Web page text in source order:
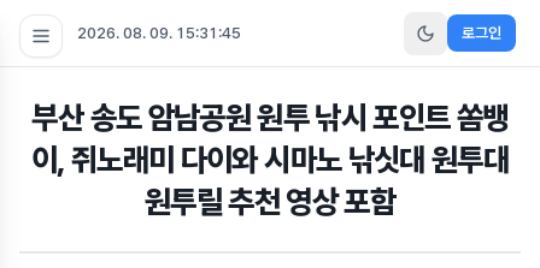
2026. 08. 09. 15:31:46 로그인
부산 송도 암남공원 원투 낚시 포인트 쏨뱅
이, 쥐노래미 다이와 시마노 낚싯대 원투대
원투릴 추천 영상 포함